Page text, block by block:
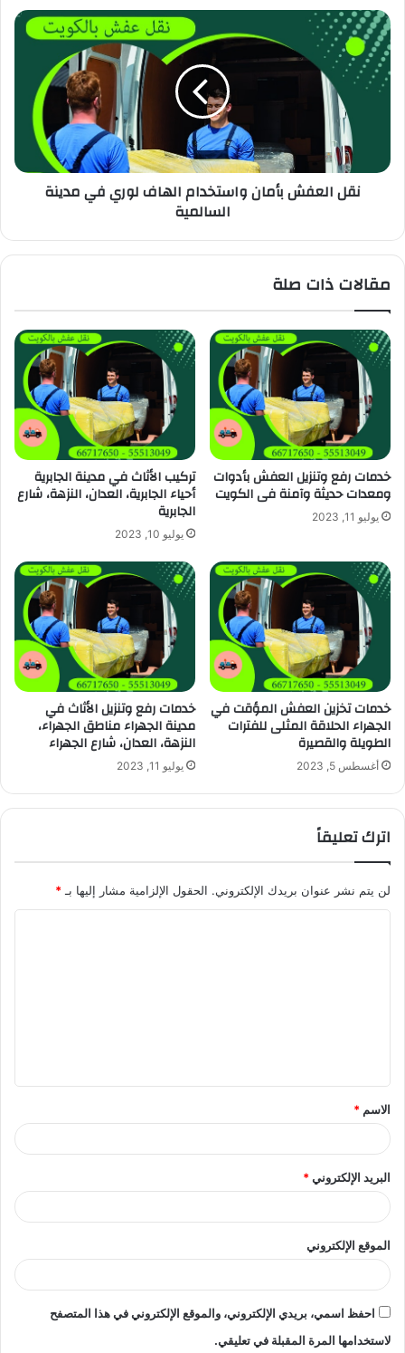
نقل العفش بأمان واستخدام الهاف لوري في مدينة
السالمية
مقالات ذات صلة
خدمات رفع وتنزيل العفش بأدوات
ومعدات حديثة وآمنة فى الكويت
يوليو 11, 2023
تركيب الأثاث في مدينة الجابرية
أحياء الجابرية، العدان، النزهة، شارع
الجابرية
يوليو 10, 2023
خدمات تخزين العفش المؤقت في
الجهراء الحلاقة المثلى للفترات
الطويلة والقصيرة
أغسطس 5, 2023
خدمات رفع وتنزيل الأثاث في
مدينة الجهراء مناطق الجهراء،
النزهة، العدان، شارع الجهراء
يوليو 11, 2023
اترك تعليقاً
لن يتم نشر عنوان بريدك الإلكتروني. الحقول الإلزامية مشار إليها بـ *
ق
*
الاسم *
البريد الإلكتروني*
الموقع الإلكتروني
احفظ اسمي، بريدي الإلكتروني، والموقع الإلكتروني في هذا المتصفح
لاستخدامها المرة المقبلة في تعليقي.